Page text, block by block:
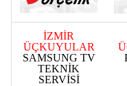
İZMİR
ÜÇKUYULAR
SAMSUNG TV
TEKNİK
SERVİSİ